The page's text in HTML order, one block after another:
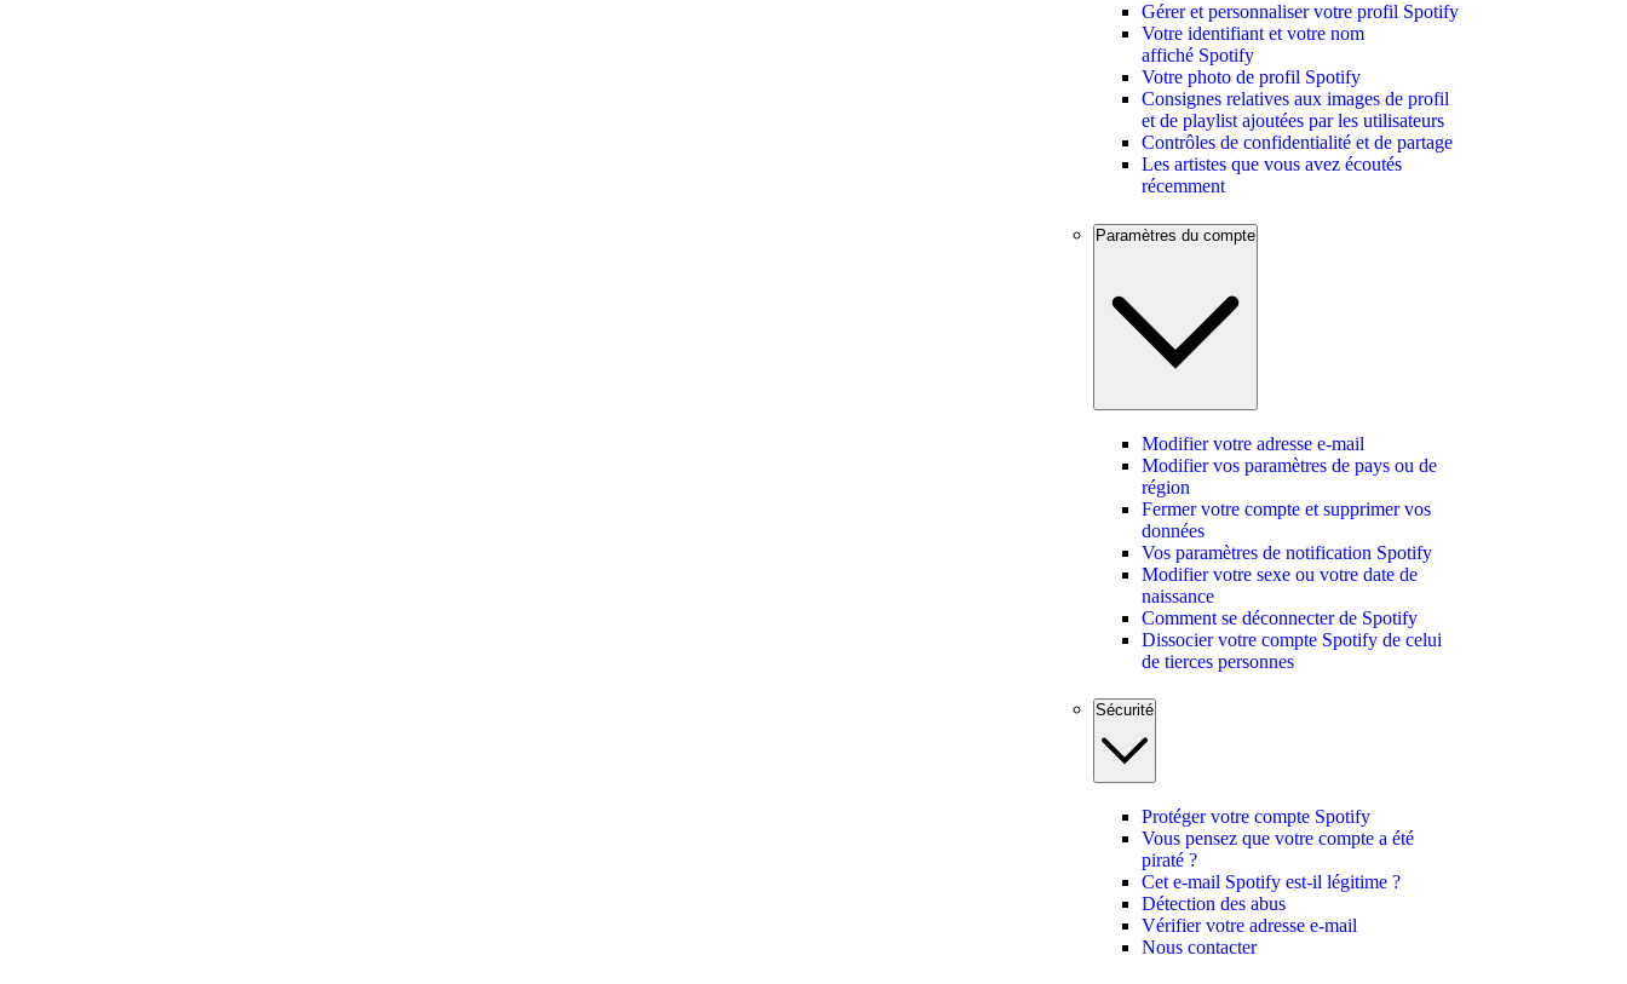
Gérer et personnaliser votre profil Spotify
Votre identifiant et votre nom
affiché Spotify
Votre photo de profil Spotify
Consignes relatives aux images de profil
et de playlist ajoutées par les utilisateurs
Contrôles de confidentialité et de partage
Les artistes que vous avez écoutés
récemment
Paramètres du compte
Modifier votre adresse e-mail
Modifier vos paramètres de pays ou de
région
Fermer votre compte et supprimer vos
données
Vos paramètres de notification Spotify
Modifier votre sexe ou votre date de
naissance
Comment se déconnecter de Spotify
Dissocier votre compte Spotify de celui
de tierces personnes
Sécurité
Protéger votre compte Spotify
Vous pensez que votre compte a été
piraté ?
Cet e-mail Spotify est-il légitime ?
Détection des abus
Vérifier votre adresse e-mail
Nous contacter